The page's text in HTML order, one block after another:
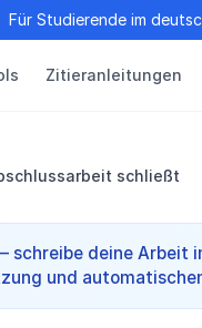
Für Studierende im
Zitieranleitungen
schließt
schreibe deine Arbeit
und